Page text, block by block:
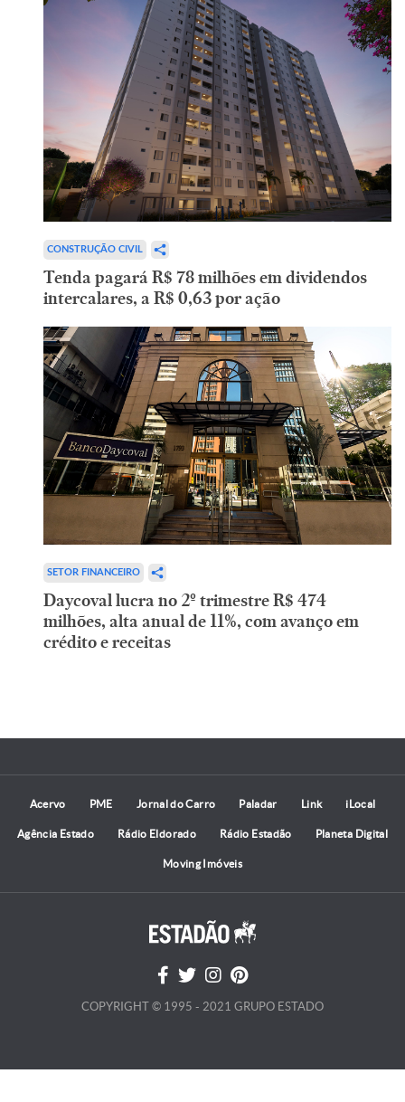
CONSTRUÇÃO CIVIL
Tenda pagará R$ 78 milhões em dividendos
intercalares, a R$ 0,63 por ação
SETOR FINANCEIRO
Daycoval lucra no 2º trimestre R$ 474
milhões, alta anual de 11%, com avanço em
crédito e receitas
Acervo PME Jornal do Carro Paladar Link iLocal
Agência Estado Rádio Eldorado Rádio Estadão Planeta Digital
Moving Imóveis
COPYRIGHT © 1995 - 2021 GRUPO ESTADO